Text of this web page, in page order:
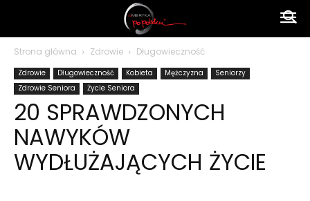
polsku
Strona główna Zdrowie Długowieczność
Zdrowie Długowieczność Kobieta Mężczyzna
Seniorzy
Zdrowie Seniora
Życie Seniora
20 SPRAWDZONYCH
NAWYKÓW
WYDŁUŻAJĄCYCH ŻYCIE